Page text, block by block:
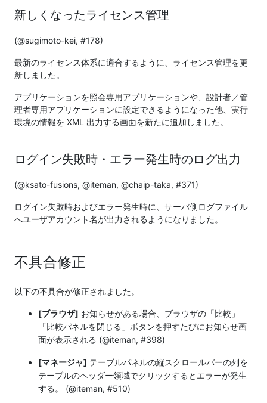
新しくなったライセンス管理
(@sugimoto-kei, #178)
最新のライセンス体系に適合するように、ライセンス管理を更
新しました。
アプリケーションを照会専用アプリケーションや、設計者／管
理者専用アプリケーションに設定できるようになった他、実行
環境の情報を XML 出力する画面を新たに追加しました。
ログイン失敗時・エラー発生時のログ出力
(@ksato-fusions, @iteman, @chaip-taka, #371)
ログイン失敗時およびエラー発生時に、サーバ側ログファイル
へユーザアカウント名が出力されるようになりました。
不具合修正
以下の不具合が修正されました。
[ブラウザ] お知らせがある場合、ブラウザの「比較」
「比較パネルを閉じる」ボタンを押すたびにお知らせ画
面が表示される (@iteman, #398)
[マネージャ] テーブルパネルの縦スクロールバーの列を
テーブルのヘッダー領域でクリックするとエラーが発生
する。 (@iteman, #510)